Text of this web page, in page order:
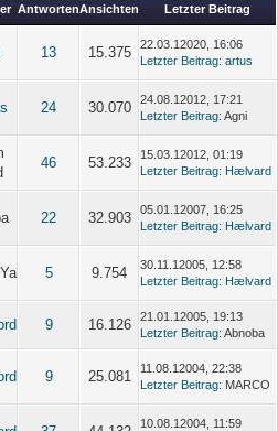
AntwortenAnsichten Letzter Beitrag
13 15.375
22.03.12020, 16:06
Letzter Beitrag: artus
24 30.070
24.08.12012, 17:21
Letzter Beitrag: Agni
46 53.233
15.03.12012, 01:19
Letzter Beitrag: Hælvard
22 32.903
05.01.12007, 16:25
Letzter Beitrag: Hælvard
5 9.754
30.11.12005, 12:58
Letzter Beitrag: Hælvard
9 16.126
21.01.12005, 19:13
Letzter Beitrag: Abnoba
9 25.081
11.08.12004, 22:38
Letzter Beitrag: MARCO
10.08.12004, 11:59